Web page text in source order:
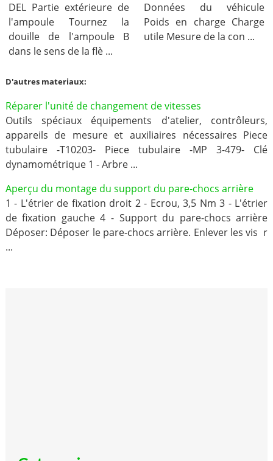
DEL Partie extérieure de
l'ampoule Tournez la
douille de l'ampoule B
dans le sens de la flè ...
Données du véhicule
Poids en charge Charge
utile Mesure de la con ...
D'autres materiaux:
Réparer l'unité de changement de vitesses
Outils spéciaux équipements d'atelier, contrôleurs,
appareils de mesure et auxiliaires nécessaires Piece
tubulaire -T10203- Piece tubulaire -MP 3-479- Clé
dynamométrique 1 - Arbre ...
Aperçu du montage du support du pare-chocs arrière
1 - L'étrier de fixation droit 2 - Ecrou, 3,5 Nm 3 - L'étrier
de fixation gauche 4 - Support du pare-chocs arrière
Déposer: Déposer le pare-chocs arrière. Enlever les vis r
...